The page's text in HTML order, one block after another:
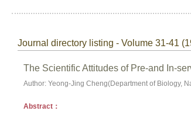
Journal directory listing - Volume 31-41
The Scientific Attitudes of Pre-and In-
Author: Yeong-Jing Cheng(Department of Biology,
Abstract：